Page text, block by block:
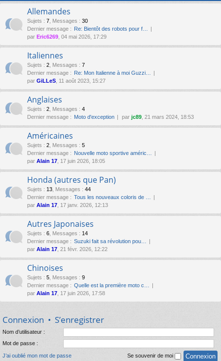
Allemandes
Sujets : 7 Messages : 30
Dernier message : Re: Bientôt des robots pour f…
par Eric6269 , 04 mai 2026, 17:29
Italiennes
Sujets : 2 Messages : 7
Dernier message : Re: Mon Italienne à moi Guzzi…
par GiLLeS , 11 août 2023, 15:27
Anglaises
Sujets : 2 Messages : 4
Dernier message : Moto d'exception par jc89 , 21 mars 2024, 18:53
Américaines
Sujets : 2 Messages : 5
Dernier message : Nouvelle moto sportive améric…
par Alain 17 , 17 juin 2026, 18:05
Honda (autres que Pan)
Sujets : 13 Messages : 44
Dernier message : Tous les nouveaux coloris de …
par Alain 17 , 17 janv. 2026, 12:13
Autres Japonaises
Sujets : 6 Messages : 14
Dernier message : Suzuki fait sa révolution pou…
par Alain 17 , 21 févr. 2026, 12:22
Chinoises
Sujets : 5 Messages : 9
Dernier message : Quelle est la première moto c…
par Alain 17 , 17 juin 2026, 17:58
Connexion • S’enregistrer
Nom d’utilisateur :
Mot de passe :
J’ai oublié mon mot de passe Se souvenir de moi